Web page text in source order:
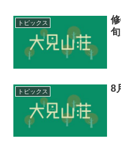
トピックス
トピックス 8